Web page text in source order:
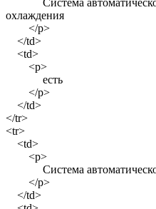
охлаждения
</p>
</td>
<td>
<p>
есть
</p>
</td>
</tr>
<tr>
<td>
<p>
Система
</p>
</td>